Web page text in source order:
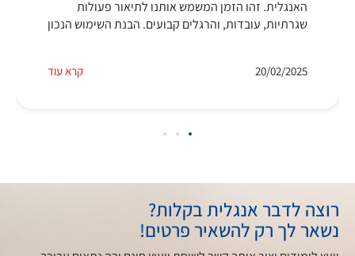
האנגלית. זהו הזמן המשמש אותנו לתיאור פעולות
שגרתיות, עובדות, והרגלים קבועים. הבנת השימוש הנכון
קרא עוד 20/02/2025
רוצה לדבר אנגלית בקלות?
נשאר לך רק להשאיר פרטים!